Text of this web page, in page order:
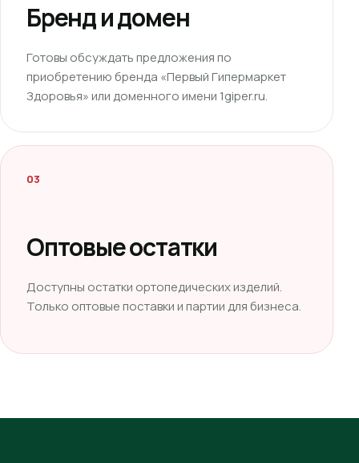
Бренд и домен
Готовы обсуждать предложения по
приобретению бренда «Первый Гипермаркет
Здоровья» или доменного имени 1giper.ru.
03
Оптовые остатки
Доступны остатки ортопедических изделий.
Только оптовые поставки и партии для бизнеса.